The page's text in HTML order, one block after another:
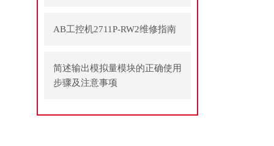
AB工控机2711P-RW2维修指南
简述输出模拟量模块的正确使用
步骤及注意事项